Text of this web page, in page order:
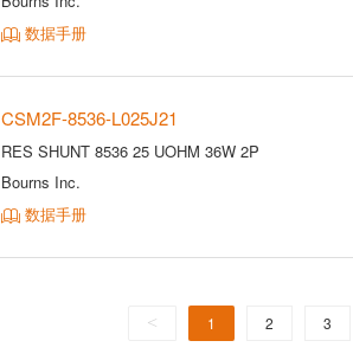
数据手册
CSM2F-8536-L025J21
RES SHUNT 8536 25 UOHM 36W 2P
Bourns Inc.
数据手册
< 1 2 3